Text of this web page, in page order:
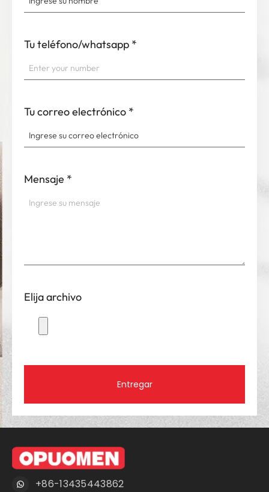
Tu teléfono/whatsapp *
Tu correo electrónico *
Mensaje *
Elija archivo
Entregar
+86-13435443862